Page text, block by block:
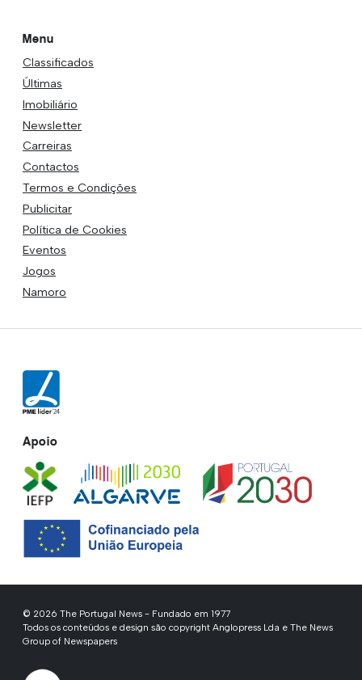
Menu
Classificados
Últimas
Imobiliário
Newsletter
Carreiras
Contactos
Termos e Condições
Publicitar
Política de Cookies
Eventos
Jogos
Namoro
Apoio
© 2026 The Portugal News - Fundado em 1977
Todos os conteúdos e design são copyright Anglopress Lda e The News
Group of Newspapers